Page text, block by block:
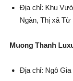
Địa chỉ: Khu
Ngàn, Thị xã
Muong Thanh
Địa chỉ: Ngô Gia